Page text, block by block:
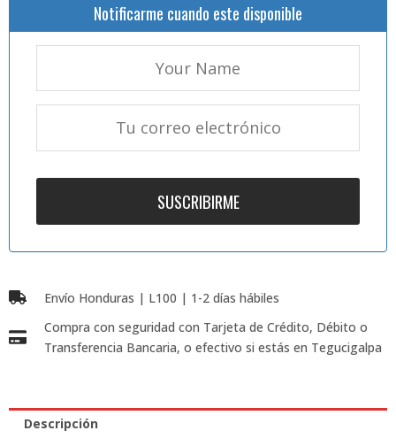
Notificarme cuando este disponible
Envío Honduras | L100 | 1-2 días hábiles
Compra con seguridad con Tarjeta de Crédito, Débito o
Transferencia Bancaria, o efectivo si estás en Tegucigalpa
Descripción